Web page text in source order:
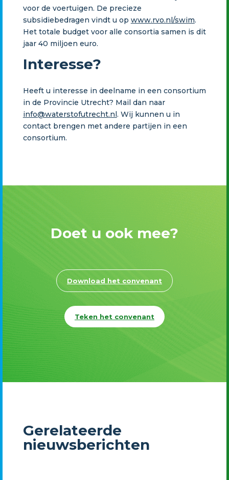
voor de voertuigen. De precieze
subsidiebedragen vindt u op www.rvo.nl/swim.
Het totale budget voor alle consortia samen is dit
jaar 40 miljoen euro.
Interesse?
Heeft u interesse in deelname in een consortium
in de Provincie Utrecht? Mail dan naar
info@waterstofutrecht.nl. Wij kunnen u in
contact brengen met andere partijen in een
consortium.
Doet u ook mee?
Download het convenant
Teken het convenant
Gerelateerde
nieuwsberichten